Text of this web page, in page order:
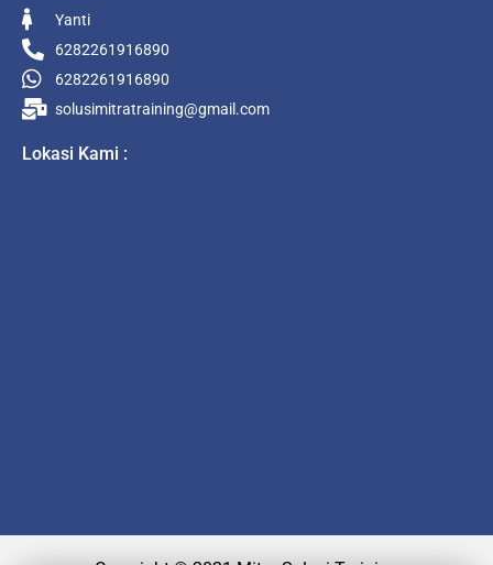
Yanti
6282261916890
6282261916890
solusimitratraining@gmail.com
Lokasi Kami :